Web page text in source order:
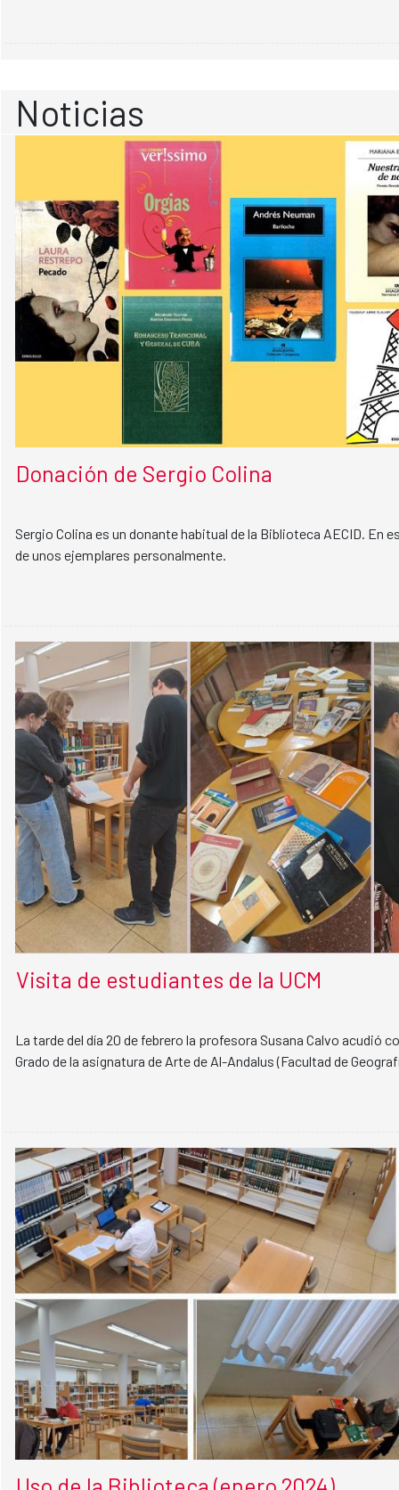
Noticias
Donación de Sergio Colina
Sergio Colina es un donante habitual de la Biblioteca AECID. En
de unos ejemplares personalmente.
Visita de estudiantes de la UCM
La tarde del día 20 de febrero la profesora Susana Calvo acudió
Grado de la asignatura de Arte de Al-Andalus (Facultad de